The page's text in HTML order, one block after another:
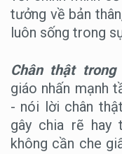
tưởng về bản
luôn sống trong
Chân thật
giáo nhấn mạnh
- nói lời chân
gây chia rẽ hay
không cần che